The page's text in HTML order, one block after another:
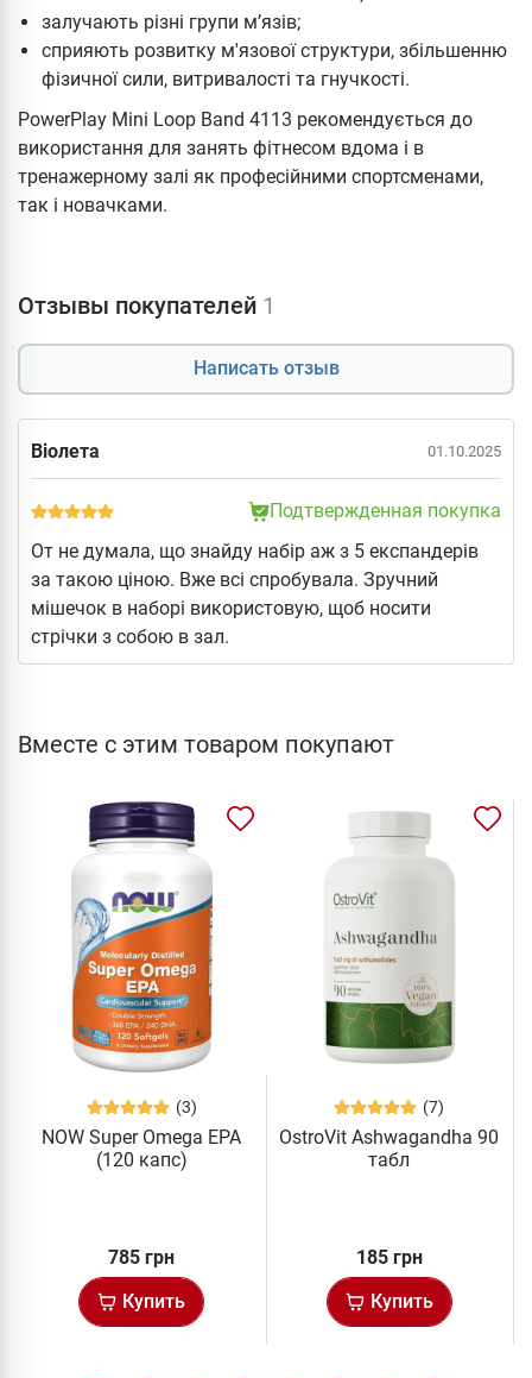
залучають різні групи м’язів;
сприяють розвитку м'язової структури, збільшенню
фізичної сили, витривалості та гнучкості.
PowerPlay Mini Loop Band 4113 рекомендується до
використання для занять фітнесом вдома і в
тренажерному залі як професійними спортсменами,
так і новачками.
Отзывы покупателей 1
Написать отзыв
Віолета 01.10.2025
Подтвержденная покупка
От не думала, що знайду набір аж з 5 експандерів
за такою ціною. Вже всі спробувала. Зручний
мішечок в наборі використовую, щоб носити
стрічки з собою в зал.
Вместе с этим товаром покупают
(3)
NOW Super Omega EPA
(120 капс)
785 грн
Купить
(7)
OstroVit Ashwagandha 90
табл
185 грн
Купить